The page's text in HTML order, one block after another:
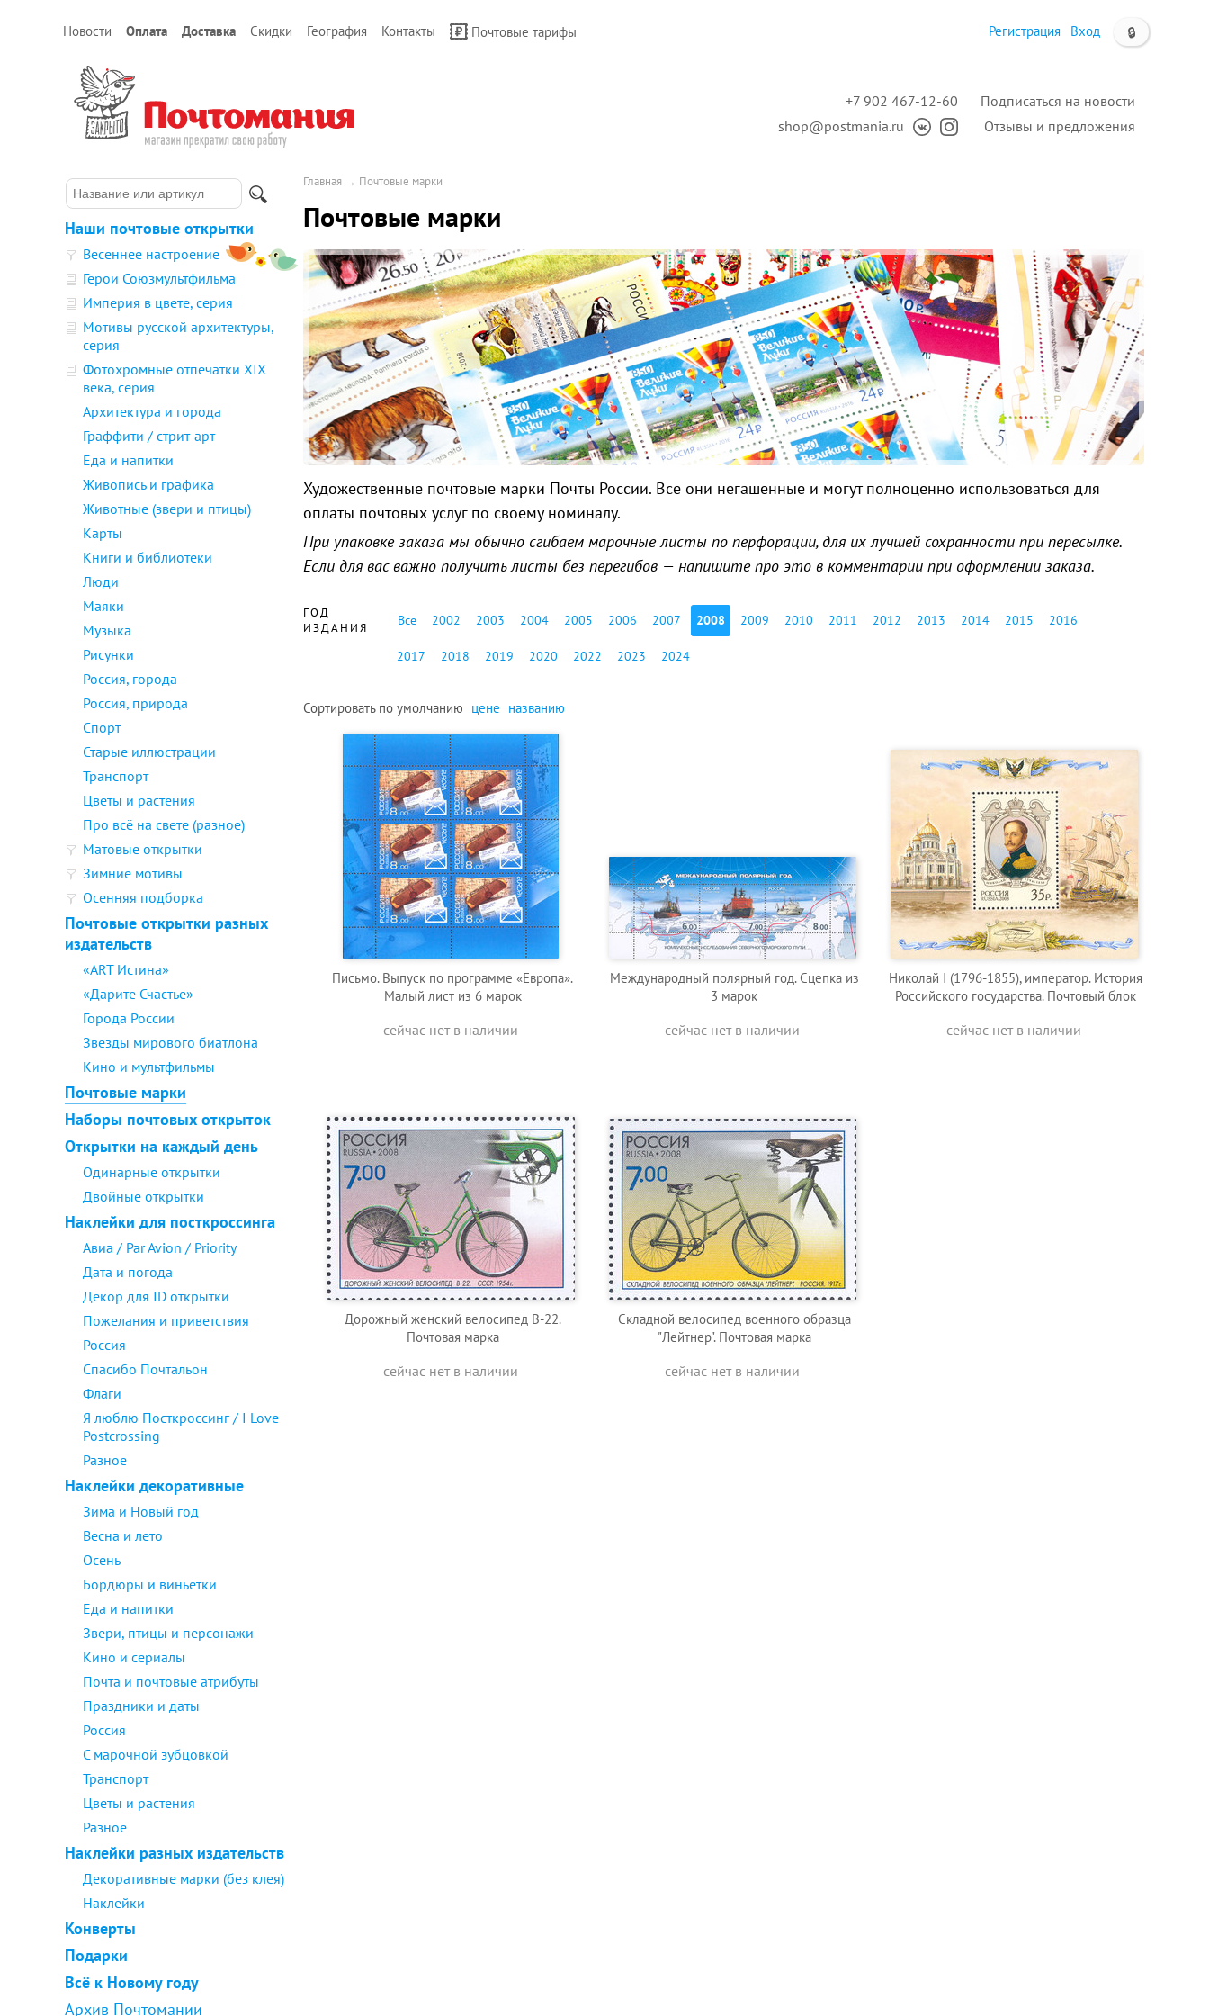
Новости Оплата Доставка Скидки География Контакты Почтовые тарифы 🔒
Регистрация Вход
Подписаться на новости
Отзывы и предложения
+7 902 467-12-60
shop@postmania.ru
Наши почтовые открытки
Весеннее настроение
Герои Союзмультфильма
Империя в цвете, серия
Мотивы русской архитектуры,
серия
Фотохромные отпечатки XIX
века, серия
Архитектура и города
Граффити / стрит-арт
Еда и напитки
Живопись и графика
Животные (звери и птицы)
Карты
Книги и библиотеки
Люди
Маяки
Музыка
Рисунки
Россия, города
Россия, природа
Спорт
Старые иллюстрации
Транспорт
Цветы и растения
Про всё на свете (разное)
Матовые открытки
Зимние мотивы
Осенняя подборка
Почтовые открытки разных
издательств
«ART Истина»
«Дарите Счастье»
Города России
Звезды мирового биатлона
Кино и мультфильмы
Почтовые марки
Наборы почтовых открыток
Открытки на каждый день
Одинарные открытки
Двойные открытки
Наклейки для посткроссинга
Авиа / Par Avion / Priority
Дата и погода
Декор для ID открытки
Пожелания и приветствия
Россия
Спасибо Почтальон
Флаги
Я люблю Посткроссинг / I Love
Postcrossing
Разное
Наклейки декоративные
Зима и Новый год
Весна и лето
Осень
Бордюры и виньетки
Еда и напитки
Звери, птицы и персонажи
Кино и сериалы
Почта и почтовые атрибуты
Праздники и даты
Россия
С марочной зубцовкой
Транспорт
Цветы и растения
Разное
Наклейки разных издательств
Декоративные марки (без клея)
Наклейки
Конверты
Подарки
Всё к Новому году
Архив Почтомании
Главная → Почтовые марки
Почтовые марки
Художественные почтовые марки Почты России. Все они негашенные и могут полноценно использоваться для
оплаты почтовых услуг по своему номиналу.
При упаковке заказа мы обычно сгибаем марочные листы по перфорации, для их лучшей сохранности при пересылке.
Если для вас важно получить листы без перегибов — напишите про это в комментарии при оформлении заказа.
ГОД
ИЗДАНИЯ
Все 2002 2003 2004 2005 2006 2007 2008 2009 2010 2011 2012 2013 2014 2015 2016
2017 2018 2019 2020 2022 2023 2024
Сортировать по умолчанию цене названию
Письмо. Выпуск по программе «Европа».
Малый лист из 6 марок
сейчас нет в наличии
Международный полярный год. Сцепка из
3 марок
сейчас нет в наличии
Николай I (1796-1855), император. История
Российского государства. Почтовый блок
сейчас нет в наличии
Дорожный женский велосипед В-22.
Почтовая марка
сейчас нет в наличии
Складной велосипед военного образца
"Лейтнер". Почтовая марка
сейчас нет в наличии